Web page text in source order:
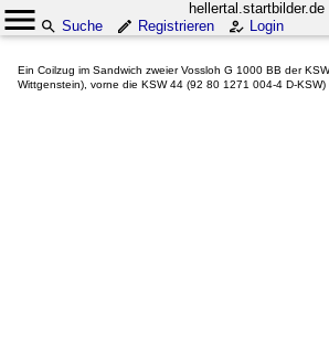
hellertal.startbilder.de
Suche
Registrieren Login
Ein Coilzug im Sandwich zweier Vossloh G 1000 BB der
Wittgenstein), vorne die KSW 44 (92 80 1271 004-4 D-KSW)